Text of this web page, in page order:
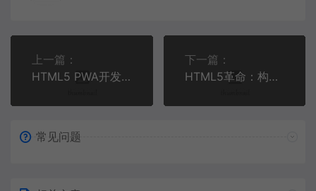
上一篇：
HTML5 PWA开发全攻略 | 离线应用与性能优化实战
下一篇：
HTML5革命：构建下一代语义化Web组件 | 现代Web开发实战
常见问题